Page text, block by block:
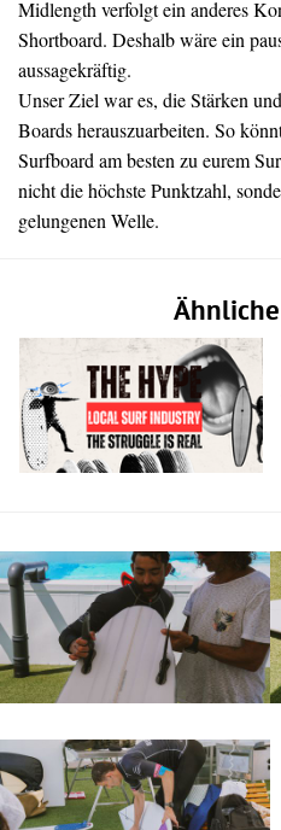
Midlength verfolgt ein anderes
Shortboard. Deshalb wäre ein
aussagekräftig.
Unser Ziel war es, die Stärken
Boards herauszuarbeiten. So
Surfboard am besten zu eurem
nicht die höchste Punktzahl,
gelungenen Welle.